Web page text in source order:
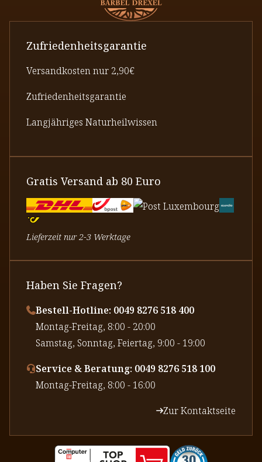
Zufriedenheitsgarantie
Versandkosten nur 2,90€
Zufriedenheitsgarantie
Langjähriges Naturheilwissen
Gratis Versand ab 80 Euro
Lieferzeit nur 2-3 Werktage
Haben Sie Fragen?
Bestell-Hotline: 0049 8276 518 400
⁠Montag-Freitag, 8:00 - 20:00
⁠Samstag, Sonntag, Feiertag, 9:00 - 19:00
Service & Beratung: 0049 8276 518 100
⁠Montag-Freitag, 8:00 - 16:00
Zur Kontaktseite